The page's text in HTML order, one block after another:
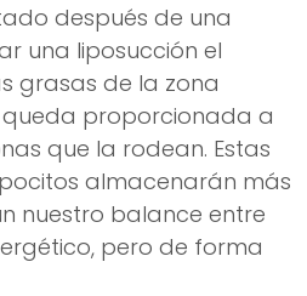
después de una
una liposucción el
grasas de la zona
proporcionada a
que la rodean. Estas
almacenarán más
nuestro balance entre
pero de forma